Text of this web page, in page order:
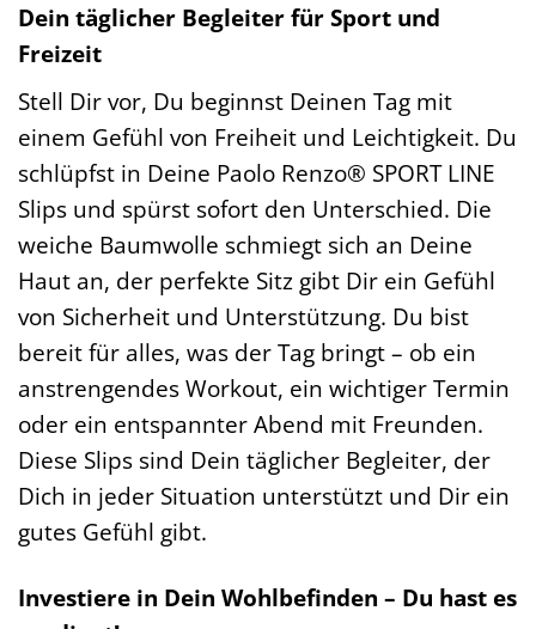
Dein täglicher Begleiter für Sport und
Freizeit
Stell Dir vor, Du beginnst Deinen Tag mit
einem Gefühl von Freiheit und Leichtigkeit. Du
schlüpfst in Deine Paolo Renzo® SPORT LINE
Slips und spürst sofort den Unterschied. Die
weiche Baumwolle schmiegt sich an Deine
Haut an, der perfekte Sitz gibt Dir ein Gefühl
von Sicherheit und Unterstützung. Du bist
bereit für alles, was der Tag bringt – ob ein
anstrengendes Workout, ein wichtiger Termin
oder ein entspannter Abend mit Freunden.
Diese Slips sind Dein täglicher Begleiter, der
Dich in jeder Situation unterstützt und Dir ein
gutes Gefühl gibt.
Investiere in Dein Wohlbefinden – Du hast es